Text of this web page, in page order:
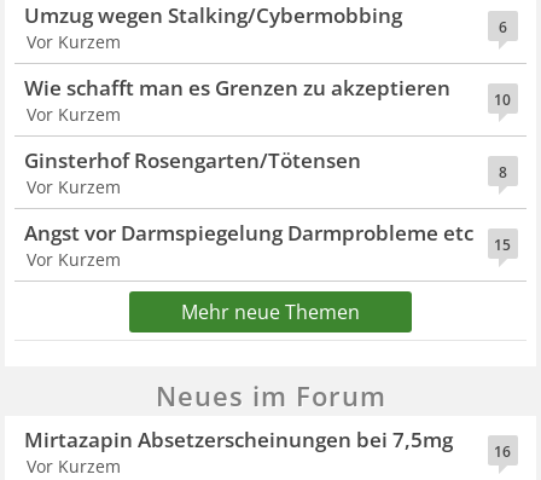
6
Umzug wegen Stalking/Cybermobbing
Vor Kurzem
10
Wie schafft man es Grenzen zu akzeptieren
Vor Kurzem
8
Ginsterhof Rosengarten/Tötensen
Vor Kurzem
15
Angst vor Darmspiegelung Darmprobleme etc
Vor Kurzem
Mehr neue Themen
Neues im Forum
16
Mirtazapin Absetzerscheinungen bei 7,5mg
Vor Kurzem